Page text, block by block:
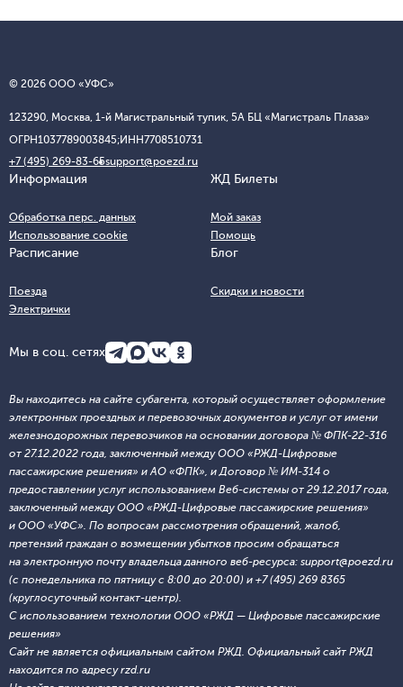
© 2026 ООО «УФС»
123290, Москва, 1-й Магистральный тупик, 5А БЦ «Магистраль Плаза»
ОГРН1037789003845;ИНН7708510731
+7 (495) 269-83-65support@poezd.ru
Информация
Обработка перс. данных
Использование cookie
ЖД Билеты
Мой заказ
Помощь
Расписание
Поезда
Электрички
Блог
Скидки и новости
Мы в соц. сетях
Вы находитесь на сайте субагента, который осуществляет оформление
электронных проездных и перевозочных документов и услуг от имени
железнодорожных перевозчиков на основании договора № ФПК-22-316
от 27.12.2022 года, заключенный между ООО «РЖД-Цифровые
пассажирские решения» и АО «ФПК», и Договор № ИМ-314 о
предоставлении услуг использованием Веб-системы от 29.12.2017 года,
заключенный между ООО «РЖД-Цифровые пассажирские решения»
и ООО «УФС». По вопросам рассмотрения обращений, жалоб,
претензий граждан о возмещении убытков просим обращаться
на электронную почту владельца данного веб-ресурса: support@poezd.ru
(с понедельника по пятницу с 8:00 до 20:00) и +7 (495) 269 8365
(круглосуточный контакт-центр).
С использованием технологии ООО «РЖД — Цифровые пассажирские
решения»
Сайт не является официальным сайтом РЖД. Официальный сайт РЖД
находится по адресу rzd.ru